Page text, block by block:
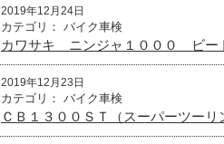
2019年12月24日
カテゴリ： バイク車検
カワサキ ニンジャ１０００ ビー
2019年12月23日
カテゴリ： バイク車検
ＣＢ１３００ＳＴ（スーパーツーリ